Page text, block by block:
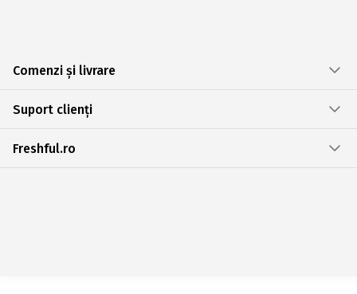
Comenzi și livrare
Suport clienți
Freshful.ro